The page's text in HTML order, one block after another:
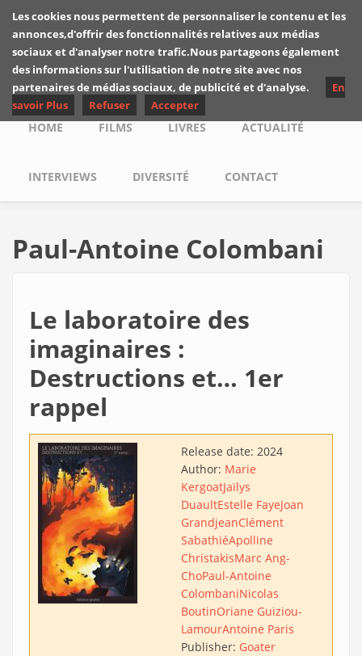
Skip to main content
Les critiques de
Yuyine
Main menu
HOME FILMS LIVRES ACTUALITÉ
INTERVIEWS DIVERSITÉ CONTACT
Paul-Antoine Colombani
Le laboratoire des
imaginaires :
Destructions et… 1er
rappel
Release date: 2024
Author: Marie
KergoatJaïlys
DuaultEstelle FayeJoan
GrandjeanClément
SabathiéApolline
ChristakisMarc Ang-
ChoPaul-Antoine
ColombaniNicolas
BoutinOriane Guiziou-
LamourAntoine Paris
Publisher: Goater
Les cookies nous permettent de personnaliser le contenu et les
annonces,d'offrir des fonctionnalités relatives aux médias
sociaux et d'analyser notre trafic.Nous partageons également
des informations sur l'utilisation de notre site avec nos
partenaires de médias sociaux, de publicité et d'analyse.
En
savoir Plus
Refuser Accepter